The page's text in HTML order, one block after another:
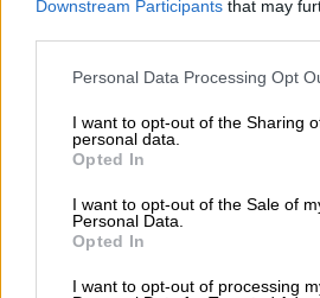
Downstream Participants that may
Please note that this website/app
not limited to your visit or usage
grant or deny consent to Google and
use your data for below specified
consent section.
Personal Data Processing Opt
I want to opt-out of the Sharing
personal data.
Opted In
I want to opt-out of the Sale of
Personal Data.
Opted In
I want to opt-out of processing
ασφάλειας ώστε να είναι
σε περίπτωση σύγκρουσης.
euronews.com, επέλεξε να
σχολείαυποχρεωτικό
που αφορά ταπαιδιά άνω
ΔΙΑΒΑΣΤΕ ΕΠΙΣΗΣ